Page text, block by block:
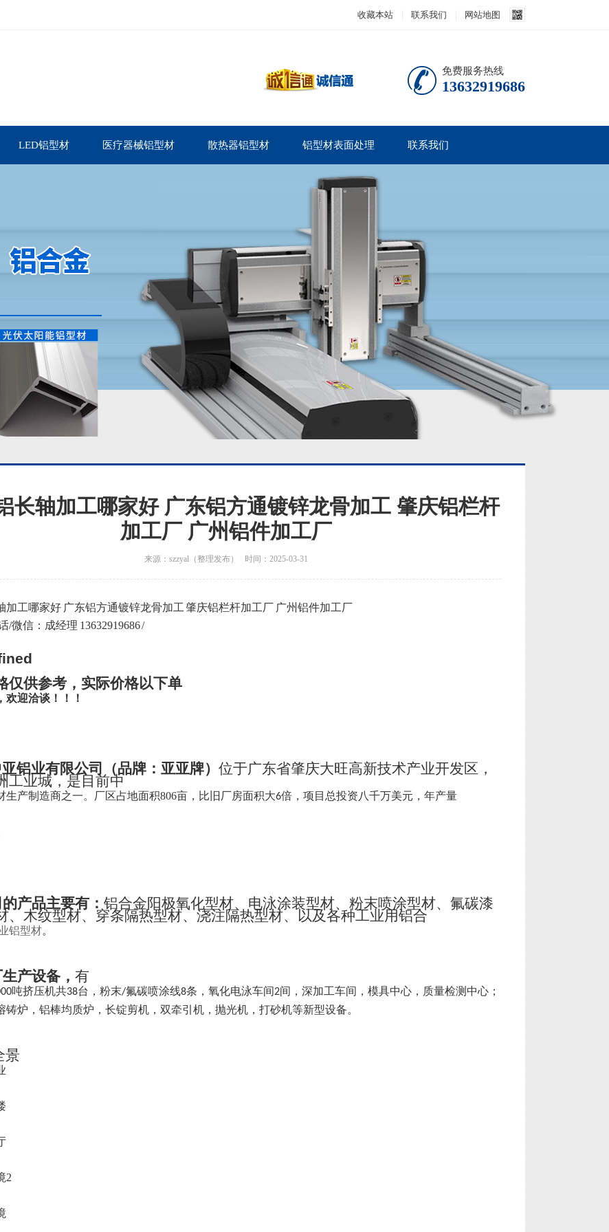
收藏本站 联系我们 网站地图
免费服务热线
13632919686
LED铝型材 医疗器械铝型材 散热器铝型材 铝型材表面处理 联系我们
长轴加工哪家好 广东铝方通镀锌龙骨加工 肇庆铝栏杆
加工厂 广州铝件加工厂
来源：szzyal（整理发布） 时间：2025-03-31
加工哪家好 广东铝方通镀锌龙骨加工 肇庆铝栏杆加工厂 广州铝件加工厂
/微信：成经理 13632919686 /
仅供参考，实际价格以下单
欢迎洽谈！！！
铝业有限公司 （品牌：亚亚牌） 位于广东省肇庆大旺高新技术产业开发区，
工业城，是目前中
生产制造商之一。 厂区占地面积806亩，比旧厂房面积大6倍，项目总投资八千万美元，年产量
产品主要有： 铝合金阳极氧化型材、电泳涂装型材、粉末喷涂型材、氟碳漆
、木纹型材、穿条隔热型材、浇注隔热型材、以及各种工业用铝合
铝型材。
产设备， 有
吨挤压机共38台，粉末/氟碳喷涂线8条，氧化电泳车间2间，深加工车间，模具中心，质量检测中心；
铸炉，铝棒均质炉，长锭剪机，双牵引机，抛光机，打砂机等新型设备。